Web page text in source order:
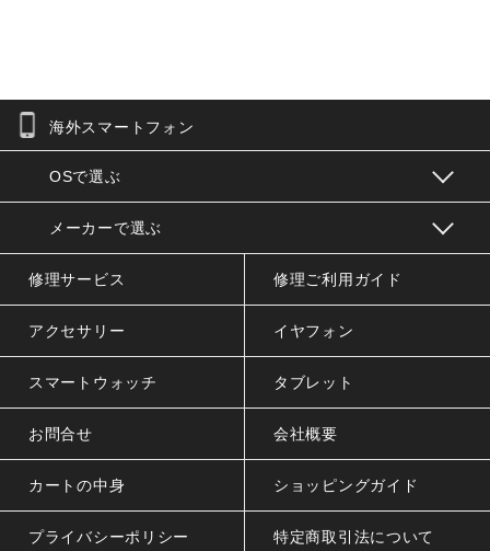
お問合せフォーム
海外スマートフォン
OSで選ぶ
メーカーで選ぶ
修理サービス 修理ご利用ガイド
アクセサリー イヤフォン
スマートウォッチ タブレット
お問合せ 会社概要
カートの中身 ショッピングガイド
プライバシーポリシー 特定商取引法について